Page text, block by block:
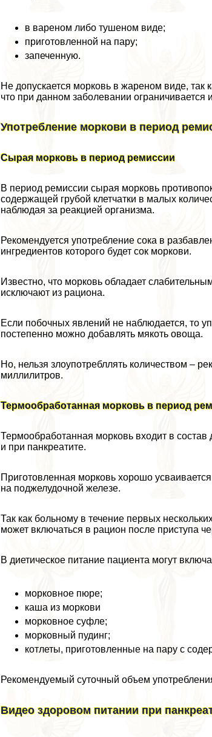
в вареном либо тушеном виде;
приготовленной на пару;
запеченную.
Не допускается морковь в жареном виде,
что при данном заболевании
Употрeбление моркови в период
Сырая морковь в период ремиссии
В период ремиссии сырая морковь
содержащей грубой клетчатки в малых
наблюдая за реакцией организма.
Рекомендуется употрeбление сока в
ингредиентов которого будет сок моркови.
Известно, что морковь обладает
исключают из рациона.
Если побочных явлений не наблюдается, то
постепенно можно добавлять мякоть овоща.
Но, нельзя злоупотрeбллять количеством –
миллилитров.
Термообработанная морковь в период
Термообработанная морковь входит в состав
и при панкреатите.
Приготовленная морковь хорошо
на поджелудочной железе.
Так как больному в течение первых
может включаться в рацион после приступа
В диетическое питание пациента могут
морковное пюре;
каша из моркови
морковное суфле;
морковный пудинг;
котлеты, приготовленные на пару с
Рекомендуемый суточный объем
Видео здоровом питании при